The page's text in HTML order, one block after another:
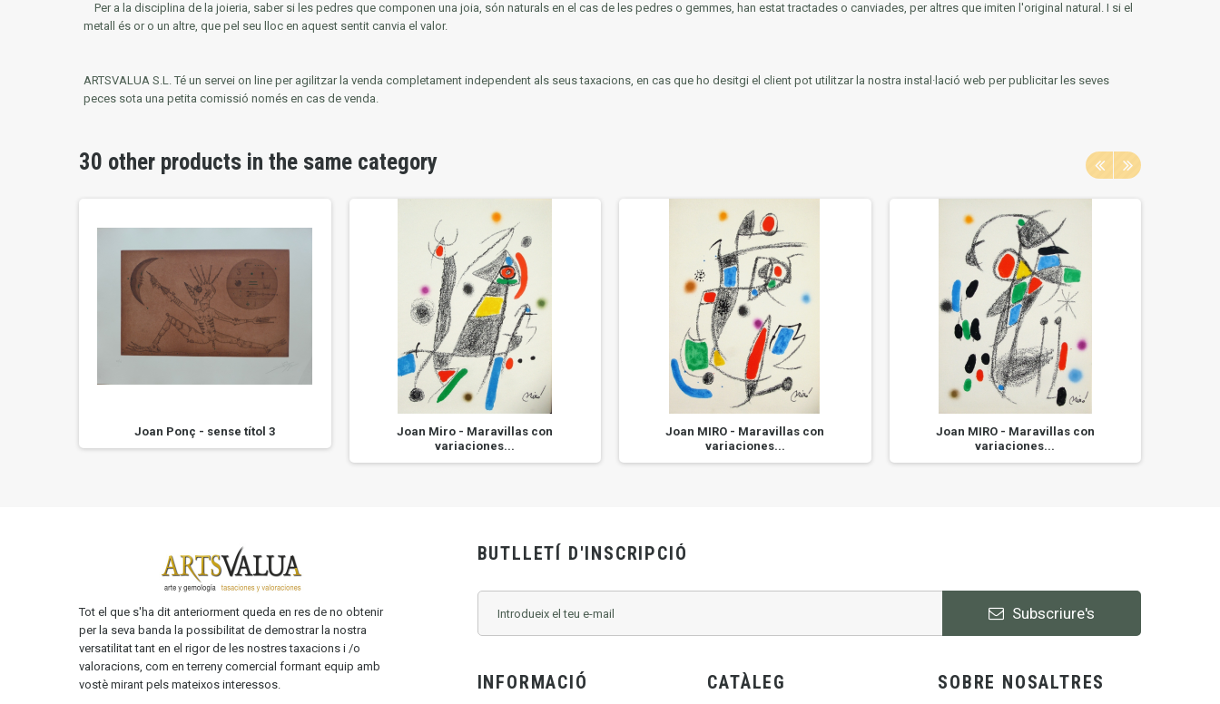
Per a la disciplina de la joieria, saber si les pedres que componen una joia, són naturals en el cas de les pedres o gemmes, han estat tractades o canviades, per altres que imiten l'original natural. I si el
metall és or o un altre, que pel seu lloc en aquest sentit canvia el valor.
ARTSVALUA S.L. Té un servei on line per agilitzar la venda completament independent als seus taxacions, en cas que ho desitgi el client pot utilitzar la nostra instal·lació web per publicitar les seves
peces sota una petita comissió només en cas de venda.
30 other products in the same category
Joan Ponç - sense títol 3
Joan Miro - Maravillas con
variaciones...
Joan MIRO - Maravillas con
variaciones...
Joan MIRO - Maravillas con
variaciones...
Tot el que s'ha dit anteriorment queda en res de no obtenir
per la seva banda la possibilitat de demostrar la nostra
versatilitat tant en el rigor de les nostres taxacions i /o
valoracions, com en terreny comercial formant equip amb
vostè mirant pels mateixos interessos.
BUTLLETÍ D'INSCRIPCIÓ
Subscriure's
INFORMACIÓ CATÀLEG SOBRE NOSALTRES